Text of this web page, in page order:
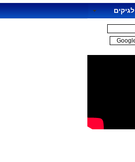
לגיקים